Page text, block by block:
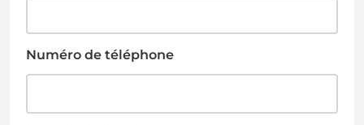
Numéro de téléphone